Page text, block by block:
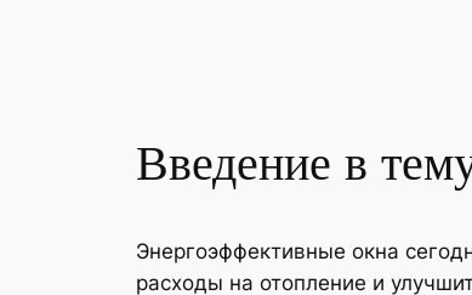
Введение в
Энергоэффективные окна
расходы на отопление и